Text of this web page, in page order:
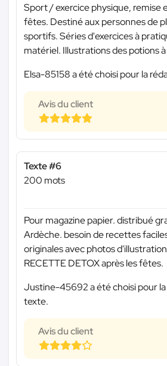
Sport / exercice physique, remise
fêtes. Destiné aux personnes de
sportifs. Séries d'exercices à
matériel. Illustrations des potions
Elsa-85158 a été choisi pour la
Avis du client
Texte #6
200 mots
Pour magazine papier. distribué
Ardèche. besoin de recettes
originales avec photos
RECETTE DETOX après les fêtes.
Justine-45692 a été choisi pour
texte.
Avis du client